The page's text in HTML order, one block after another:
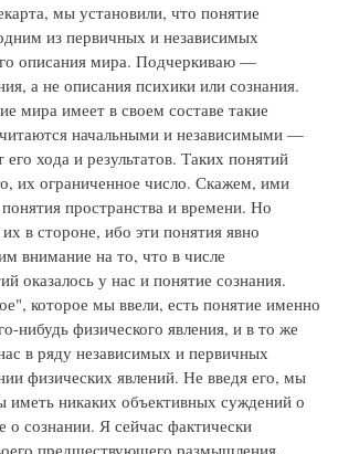
мы установили, что понятие
из первичных и независимых
описания мира. Подчеркиваю —
а не описания психики или сознания.
мира имеет в своем составе такие
начальными и независимыми —
его хода и результатов. Таких понятий
их ограниченное число. Скажем, ими
пространства и времени. Но
в стороне, ибо эти понятия явно
внимание на то, что в числе
оказалось у нас и понятие сознания.
которое мы ввели, есть понятие именно
нибудь физического явления, и в то же
в ряду независимых и первичных
физических явлений. Не введя его, мы
иметь никаких объективных суждений о
о сознании. Я сейчас фактически